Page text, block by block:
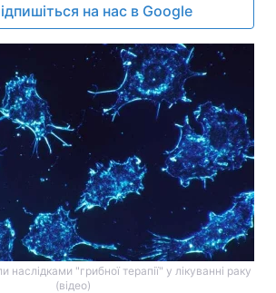
на нас в Google
наслідками "грибної терапії" у лікуванні раку
(відео)